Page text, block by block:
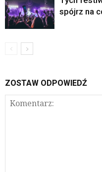
spójrz na
ZOSTAW ODPOWIEDŹ